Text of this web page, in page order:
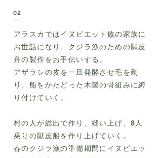
02
アラスカではイヌピエット族の家族に
お世話になり、クジラ漁のための獣皮
舟の製作をお手伝いする。
アザラシの皮を一旦発酵させ毛を剃
り、船をかたどった木製の骨組みに縛
り付けていく。
村の人が総出で作り、縫い上げ、8人
乗りの獣皮船を作り上げていく。
春のクジラ漁の準備期間にイヌピエッ